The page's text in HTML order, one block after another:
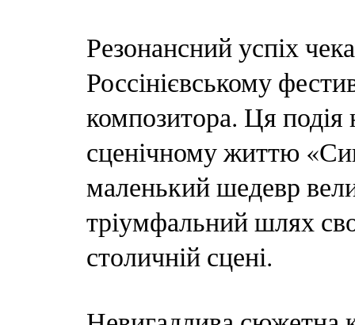
Резонансний успіх
Россінієвському
композитора. Ця подія
сценічному життю
маленький шедевр
тріумфальний шлях
столичній сцені.